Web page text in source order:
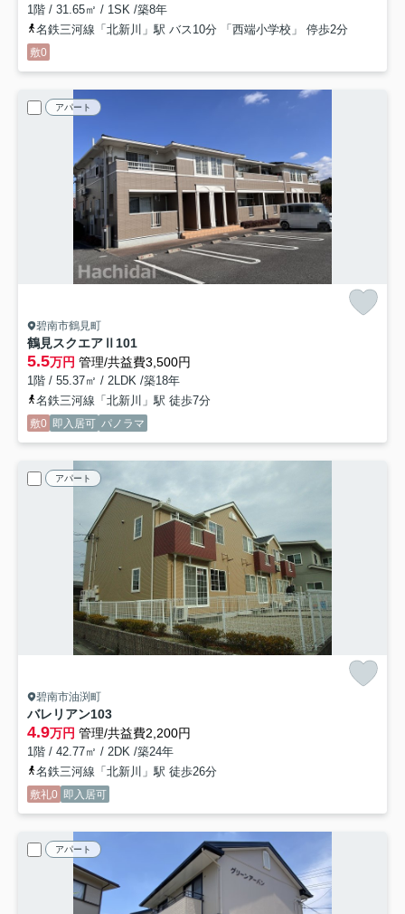
1階 / 31.65㎡ / 1SK /築8年
名鉄三河線「北新川」駅 バス10分 「西端小学校」 停歩2分
敷0
アパート
碧南市鶴見町
鶴見スクエアⅡ 101
5.5万円 管理/共益費3,500円
1階 / 55.37㎡ / 2LDK /築18年
名鉄三河線「北新川」駅 徒歩7分
敷0 即入居可 パノラマ
アパート
碧南市油渕町
バレリアン103
4.9万円 管理/共益費2,200円
1階 / 42.77㎡ / 2DK /築24年
名鉄三河線「北新川」駅 徒歩26分
敷礼0 即入居可
アパート